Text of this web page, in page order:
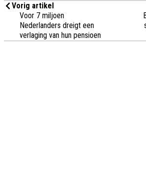
Vorig artikel
Voor 7 miljoen
Nederlanders dreigt een
verlaging van hun pensioen